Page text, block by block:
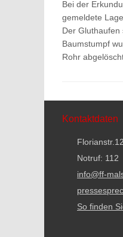
Bei der
gemeldete
Der
Baumstumpf
Rohr
Kontaktdaten
Notruf: 112
info@ff-
So finden